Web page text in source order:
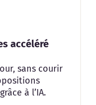
accéléré
sans courir
à l’IA.